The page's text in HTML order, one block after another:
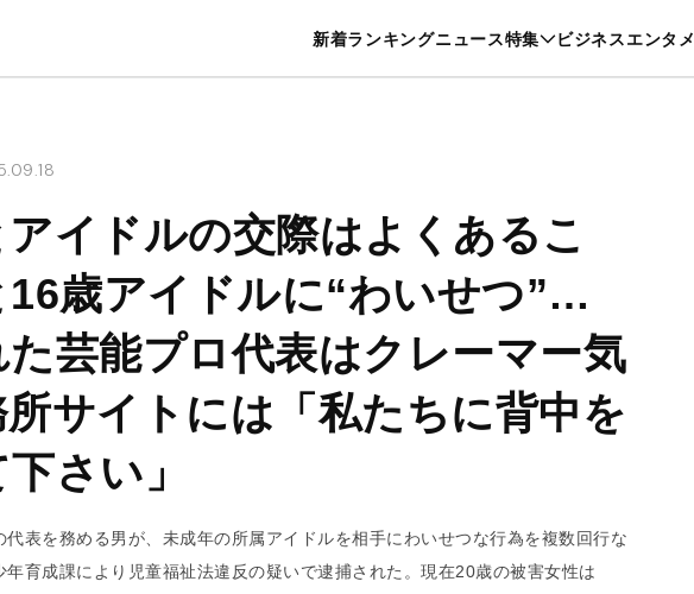
新着ランキングニュース特集 ビジネスエンタメ
暮らし スポーツ ヘルスケア 美容 グルメ
アイドルの交際はよくあるこ
歳アイドルに“わいせつ”…
芸能プロ代表はクレーマー気
サイトには「私たちに背中を
さい」
表を務める男が、未成年の所属アイドルを相手にわいせつな行為を複数回行な
年育成課により児童福祉法違反の疑いで逮捕された。現在20歳の被害女性は